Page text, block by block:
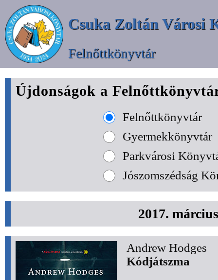
Csuka Zoltán Városi
Felnőttkönyvtár
Újdonságok a
Felnőttkönyvtár
Gyermekkönyvtár
Parkvárosi
Jószomszédság
2017. március
Andrew Hodges
Kódjátszma